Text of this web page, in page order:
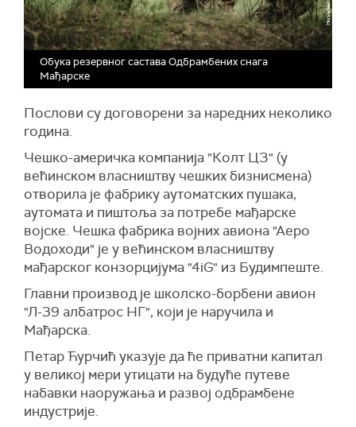
Обука резервног састава Одбрамбених снага
Мађарске
Послови су договорени за наредних неколико
година.
Чешко-америчка компанија "Колт ЦЗ" (у
већинском власништву чешких бизнисмена)
отворила је фабрику аутоматских пушака,
аутомата и пиштоља за потребе мађарске
војске. Чешка фабрика војних авиона "Аеро
Водоходи" је у већинском власништву
мађарског конзорцијума "4iG" из Будимпеште.
Главни производ је школско-борбени авион
"Л-39 албатрос НГ", који је наручила и
Мађарска.
Петар Ћурчић указује да ће приватни капитал
у великој мери утицати на будуће путеве
набавки наоружања и развој одбрамбене
индустрије.